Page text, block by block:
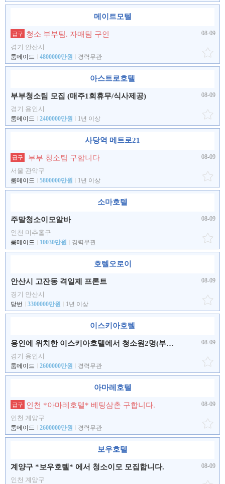
메이트모텔
급구 청소 부부팀. 자매팀 구인
경기 안산시
룸메이드 4800000만원 경력무관
08-09
아스트로호텔
부부청소팀 모집 (매주1회휴무/식사제공)
경기 용인시
룸메이드 2400000만원 1년 이상
08-09
사당역 메트로21
급구 부부 청소팀 구합니다
서울 관악구
룸메이드 5800000만원 1년 이상
08-09
소마호텔
주말청소이모알바
인천 미추홀구
룸메이드 10030만원 경력무관
08-09
호텔오로이
안산시 고잔동 격일제 프론트
경기 안산시
당번 3300000만원 1년 이상
08-09
이스키아호텔
용인에 위치한 이스키아호텔에서 청소원2명(부부,자매)을 모집합니다..
경기 용인시
룸메이드 2600000만원 경력무관
08-09
아마레호텔
급구 인천 *아마레호텔* 베팅삼촌 구합니다.
인천 계양구
룸메이드 2600000만원 경력무관
08-09
보우호텔
계양구 *보우호텔* 에서 청소이모 모집합니다.
인천 계양구
08-09